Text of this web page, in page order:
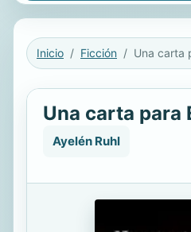
Inicio Ficción Una carta
Una carta para
Ayelén Ruhl